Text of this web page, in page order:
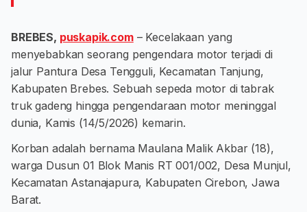
BREBES, puskapik.com– Kecelakaan yang
menyebabkan seorang pengendara motor terjadi di
jalur Pantura Desa Tengguli, Kecamatan Tanjung,
Kabupaten Brebes. Sebuah sepeda motor di tabrak
truk gadeng hingga pengendaraan motor meninggal
dunia, Kamis (14/5/2026) kemarin.
Korban adalah bernama Maulana Malik Akbar (18),
warga Dusun 01 Blok Manis RT 001/002, Desa Munjul,
Kecamatan Astanajapura, Kabupaten Cirebon, Jawa
Barat.